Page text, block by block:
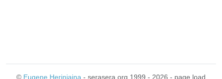
© Eugene Heriniaina - serasera.org 1999 - 2026 - page load